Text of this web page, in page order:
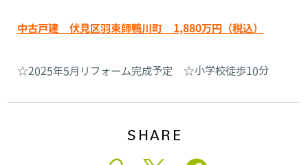
中古戸建 伏見区羽束師鴨川町 1,880万円（税込）
☆2025年5月リフォーム完成予定 ☆小学校徒歩10分
SHARE